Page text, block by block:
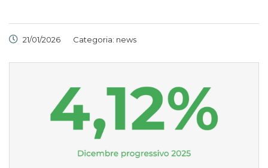
21/01/2026 Categoria: news